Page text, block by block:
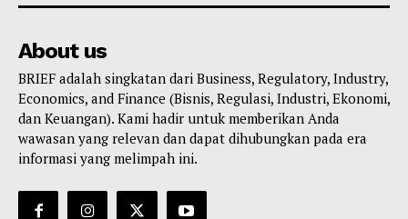
About us
BRIEF adalah singkatan dari Business, Regulatory, Industry,
Economics, and Finance (Bisnis, Regulasi, Industri, Ekonomi,
dan Keuangan). Kami hadir untuk memberikan Anda
wawasan yang relevan dan dapat dihubungkan pada era
informasi yang melimpah ini.